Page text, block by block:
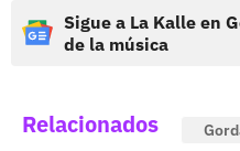
Sigue a La Kalle en
de la música
Relacionados